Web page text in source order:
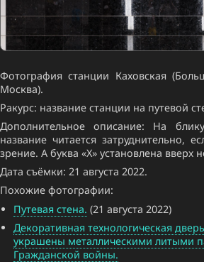
Фотография станции Каховская
Москва).
Ракурс: название станции на путевой
Дополнительное описание: На
название читается затруднительно,
зрение. А буква «Х» установлена вверх
Дата съёмки: 21 августа 2022.
Похожие фотографии:
Путевая стена. (21 августа 2022)
Декоративная технологическая
украшены металлическими литыми
Гражданской войны.